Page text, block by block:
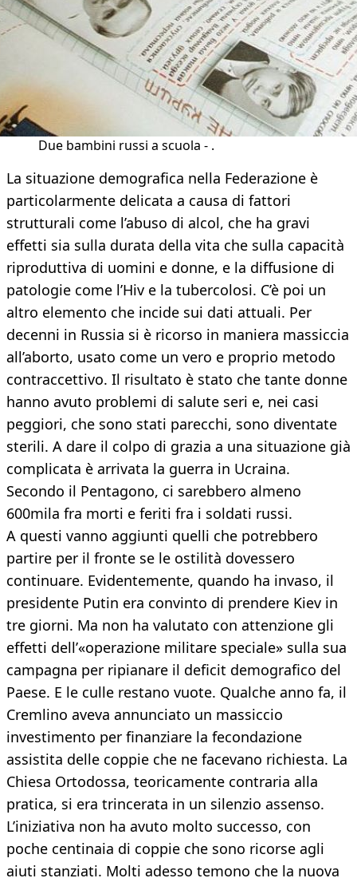
Due bambini russi a scuola - .
La situazione demografica nella Federazione è
particolarmente delicata a causa di fattori
strutturali come l’abuso di alcol, che ha gravi
effetti sia sulla durata della vita che sulla capacità
riproduttiva di uomini e donne, e la diffusione di
patologie come l’Hiv e la tubercolosi. C’è poi un
altro elemento che incide sui dati attuali. Per
decenni in Russia si è ricorso in maniera massiccia
all’aborto, usato come un vero e proprio metodo
contraccettivo. Il risultato è stato che tante donne
hanno avuto problemi di salute seri e, nei casi
peggiori, che sono stati parecchi, sono diventate
sterili. A dare il colpo di grazia a una situazione già
complicata è arrivata la guerra in Ucraina.
Secondo il Pentagono, ci sarebbero almeno
600mila fra morti e feriti fra i soldati russi.
A questi vanno aggiunti quelli che potrebbero
partire per il fronte se le ostilità dovessero
continuare. Evidentemente, quando ha invaso, il
presidente Putin era convinto di prendere Kiev in
tre giorni. Ma non ha valutato con attenzione gli
effetti dell’«operazione militare speciale» sulla sua
campagna per ripianare il deficit demografico del
Paese. E le culle restano vuote. Qualche anno fa, il
Cremlino aveva annunciato un massiccio
investimento per finanziare la fecondazione
assistita delle coppie che ne facevano richiesta. La
Chiesa Ortodossa, teoricamente contraria alla
pratica, si era trincerata in un silenzio assenso.
L’iniziativa non ha avuto molto successo, con
poche centinaia di coppie che sono ricorse agli
aiuti stanziati. Molti adesso temono che la nuova